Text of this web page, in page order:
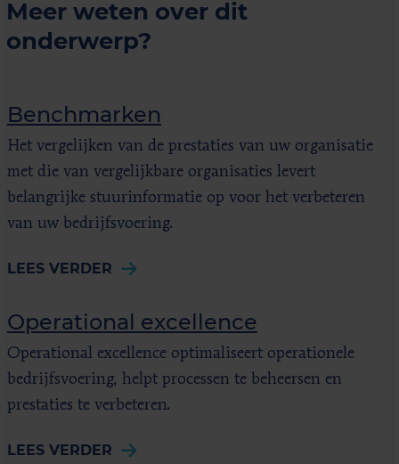
Meer weten over dit
onderwerp?
Benchmarken
Het vergelijken van de prestaties van uw organisatie
met die van vergelijkbare organisaties levert
belangrijke stuurinformatie op voor het verbeteren
van uw bedrijfsvoering.
LEES VERDER
Operational excellence
Operational excellence optimaliseert operationele
bedrijfsvoering, helpt processen te beheersen en
prestaties te verbeteren.
LEES VERDER